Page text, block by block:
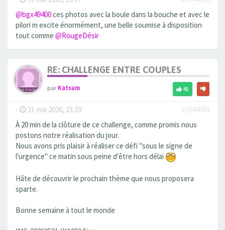
@bgx49400ces photos avec la boule dans la bouche et avec le
pilori m excite énormément, une belle soumise à disposition
tout comme @RougeDésir
RE: CHALLENGE ENTRE COUPLES
parKatsam 45
- 31 mai 2026, 23:39
#2944088
À 20 min de la clôture de ce challenge, comme promis nous
postons notre réalisation du jour.
Nous avons pris plaisir à réaliser ce défi "sous le signe de
l'urgence" ce matin sous peine d'être hors délai
Hâte de découvrir le prochain thème que nous proposera
sparte.
Bonne semaine à tout le monde